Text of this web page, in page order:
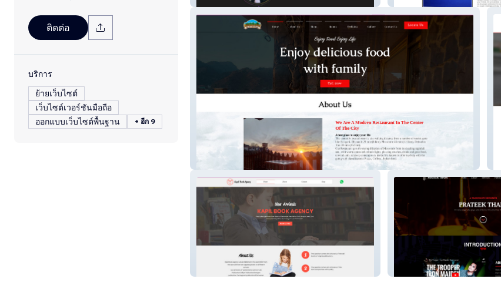
ติดต่อ
บริการ
ย้ายเว็บไซต์
เว็บไซต์เวอร์ชันมือถือ
ออกแบบเว็บไซต์พื้นฐาน
+ อีก 9
NH707
KapilBookAgency drummer